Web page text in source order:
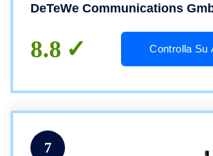
DeTeWe Communications
8.8 Controlla Su
7